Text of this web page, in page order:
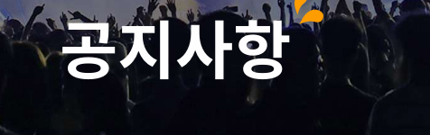
공지사항